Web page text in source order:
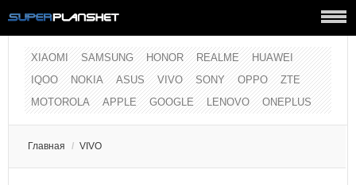
XIAOMI SAMSUNG HONOR REALME
HUAWEI
IQOO
NOKIA ASUS VIVO SONY OPPO
ZTE
MOTOROLA
APPLE GOOGLE LENOVO ONEPLUS
Главная / VIVO